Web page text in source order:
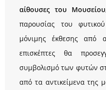
αίθουσες του Μουσείου
παρουσίας του
μόνιμης έκθεσης από
επισκέπτες θα
συμβολισμό των φυτών
από τα αντικείμενα της